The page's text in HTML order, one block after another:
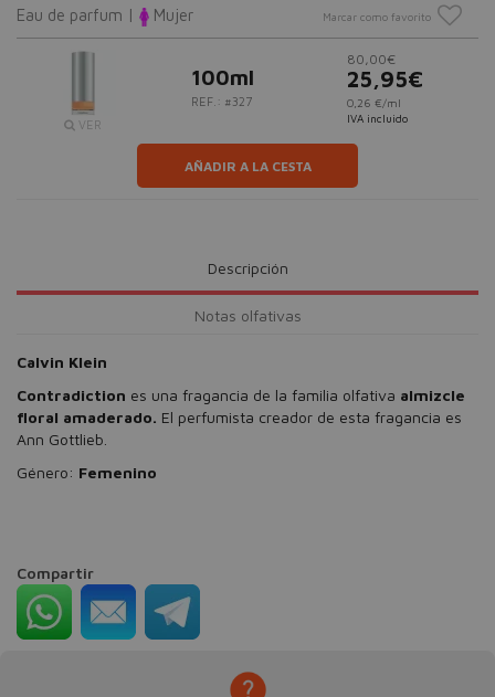
Eau de parfum | Mujer Marcar como favorito
VER
100ml
REF.: #327
80,00€
25,95€
0,26 €/ml
IVA incluido
AÑADIR A LA CESTA
Descripción
Notas olfativas
Calvin Klein
Contradiction es una fragancia de la familia olfativa almizcle
floral amaderado. El perfumista creador de esta fragancia es
Ann Gottlieb.
Género: Femenino
Compartir